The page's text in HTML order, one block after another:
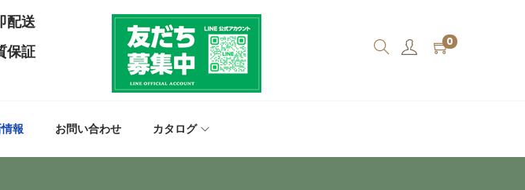
配送
保証
0
報 お問い合わせ カタログ